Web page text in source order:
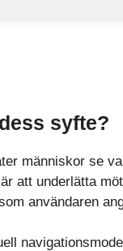
syfte?
människor se
att underlätta
användaren